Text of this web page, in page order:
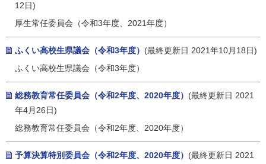
12日)
厚生常任委員会（令和3年度、2021年度）
ふくい高校生県議会（令和3年度） (最終更新日 2021年10月18日)
ふくい高校生県議会（令和3年度）
総務教育常任委員会（令和2年度、2020年度） (最終更新日 2021
年4月26日)
総務教育常任委員会（令和2年度、2020年度）
予算決算特別委員会（令和2年度、2020年度） (最終更新日 2021